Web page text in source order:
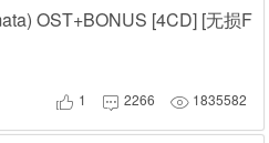
OST+BONUS [4CD] [无损F
 1  2266  1835582